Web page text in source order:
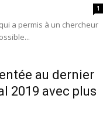
1
a permis à un chercheur
au dernier
2019 avec plus